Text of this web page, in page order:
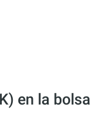
en la bolsa